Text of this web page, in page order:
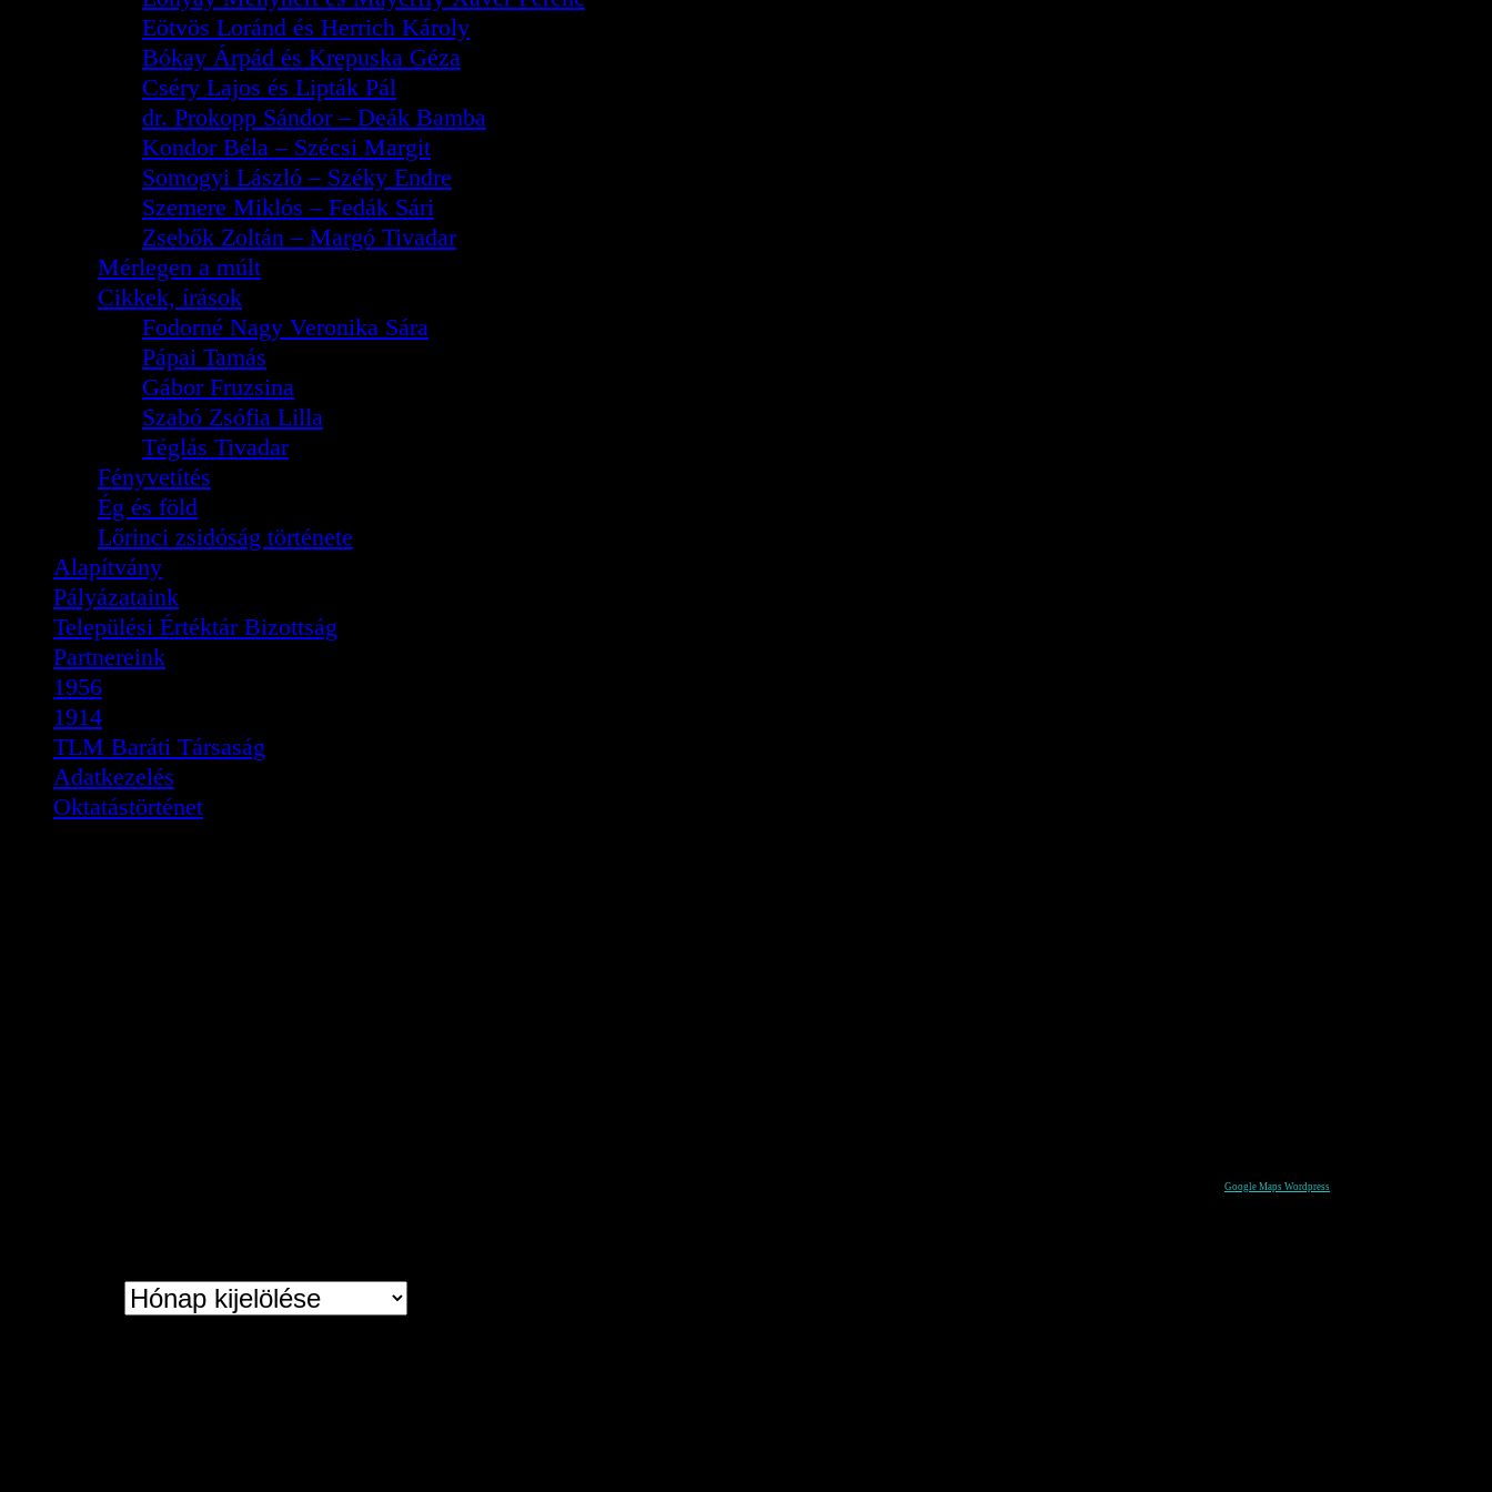
Eötvös Loránd és Herrich Károly
Bókay Árpád és Krepuska Géza
Cséry Lajos és Lipták Pál
dr. Prokopp Sándor – Deák Bamba
Kondor Béla – Szécsi Margit
Somogyi László – Széky Endre
Szemere Miklós – Fedák Sári
Zsebők Zoltán – Margó Tivadar
Mérlegen a múlt
Cikkek, írások
Fodorné Nagy Veronika Sára
Pápai Tamás
Gábor Fruzsina
Szabó Zsófia Lilla
Téglás Tivadar
Fényvetítés
Ég és föld
Lőrinci zsidóság története
Alapítvány
Pályázataink
Települési Értéktár Bizottság
Partnereink
1956
1914
TLM Baráti Társaság
Adatkezelés
Oktatástörténet
Google Maps Wordpress